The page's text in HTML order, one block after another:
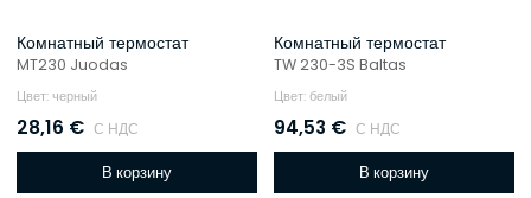
Комнатный термостат
MT230 Juodas
Цвет: черный
28,16 € С НДС
В корзину
Комнатный термостат
TW 230-3S Baltas
Цвет: белый
94,53 € С НДС
В корзину